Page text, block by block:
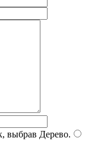
выбрав Дерево.